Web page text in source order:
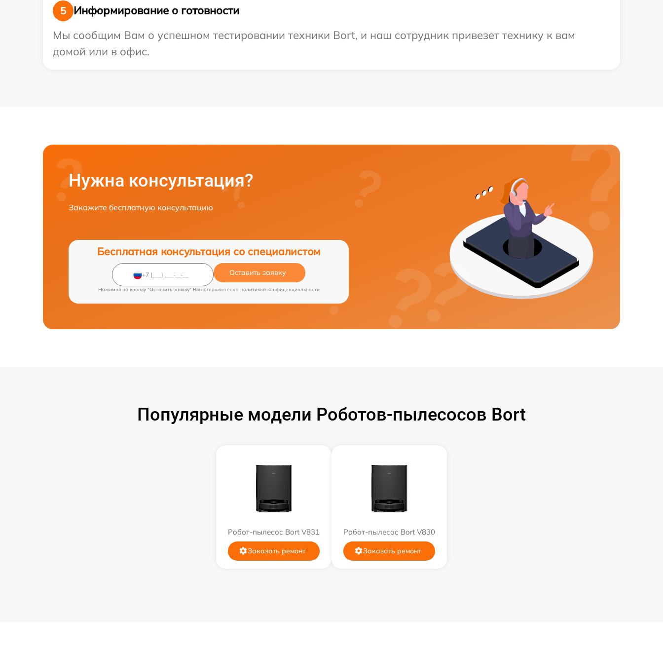
5
Информирование о готовности
Мы сообщим Вам о успешном тестировании техники Bort, и наш сотрудник привезет технику к вам
домой или в офис.
Нужна консультация?
Закажите бесплатную консультацию
Бесплатная консультация со специалистом
Оставить заявку
Нажимая на кнопку "Оставить заявку" Вы соглашаетесь c политикой конфиденциальности
Популярные модели Роботов-пылесосов Bort
Робот-пылесос Bort V831
Заказать ремонт
Робот-пылесос Bort V830
Заказать ремонт